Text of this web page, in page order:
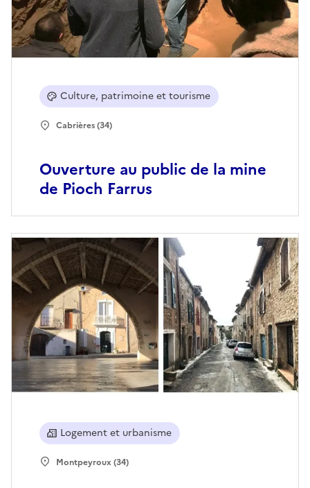
Ouverture au public de la mine
de Pioch Farrus
Culture, patrimoine et tourisme
Cabrières (34)
Logement et urbanisme
Montpeyroux (34)